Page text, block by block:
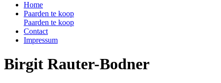
Home
Paarden te koop
Paarden te koop
Contact
Impressum
Birgit Rauter-Bodner